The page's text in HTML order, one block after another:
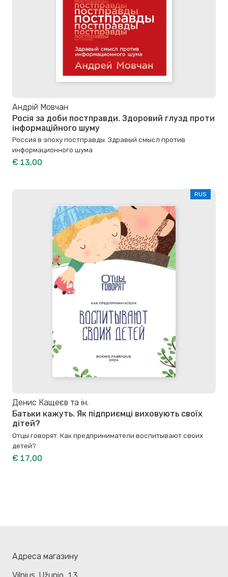
Андрій Мовчан
Росія за доби постправди. Здоровий глузд проти
інформаційного шуму
Россия в эпоху постправды. Здравый смысл против
информационного шума
€ 13,00
RUS
Денис Кащеєв та ін.
Батьки кажуть. Як підприємці виховують своїх
дітей?
Отцы говорят. Как предприниматели воспитывают своих
детей?
€ 17,00
Адреса магазину
Vilnius. Užupio, 13